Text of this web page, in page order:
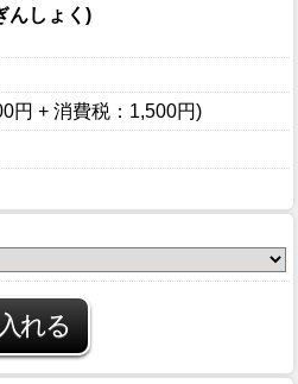
んしょく)
円 + 消費税：1,500円)